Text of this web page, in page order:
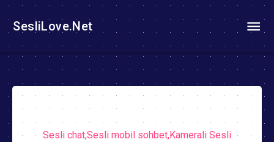
SesliLove.Net
Sesli chat,Sesli mobil sohbet,Kamerali Sesli